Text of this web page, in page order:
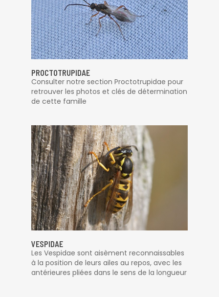
PROCTOTRUPIDAE
Consulter notre section Proctotrupidae pour
retrouver les photos et clés de détermination
de cette famille
VESPIDAE
Les Vespidae sont aisèment reconnaissables
à la position de leurs ailes au repos, avec les
antérieures pliées dans le sens de la longueur